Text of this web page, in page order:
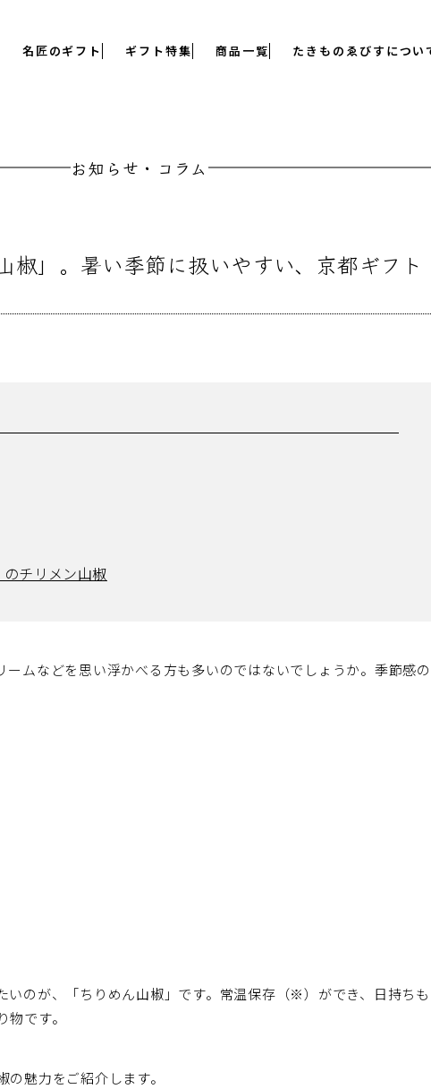
名匠のギフト ギフト特集 商品一覧 たきものゑびすについ
お知らせ・コラム
」。暑い季節に扱いやすい、京都ギフト
チリメン山椒
ムなどを思い浮かべる方も多いのではないでしょうか。季節感の
のが、「ちりめん山椒」です。常温保存（※）ができ、日持ちも
です。
魅力をご紹介します。